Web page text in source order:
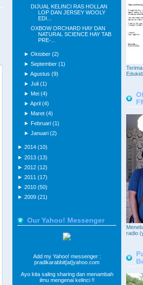
radio
DIJUAL KELINCI RAS HOLLAN
LOP DAN JERSEY WOOLY
EDI...
OXBOW ORCHARD HAY DAN
NATURAL SCIENCE HAY TAB
PRE-...
► Oktober (2)
► September (1)
► Agustus (9)
► Juli (1)
► Mei (4)
► April (4)
► Maret (4)
► Februari (1)
► Januari (2)
► 2014 (10)
► 2013 (13)
► 2012 (12)
► 2011 (17)
► 2010 (50)
► 2009 (21)
Our Yahoo! Messenger
Add my Yahoo! messenger :
pradikarabbit[at]yahoo.com
Ayo kita saling sharing dan menambah
ilmu mengenai kelinci !!